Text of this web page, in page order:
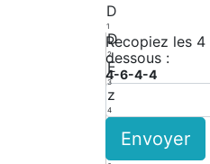
D
1
D
2
E
3
z
4
F
Recopiez les
dessous :
4-6-4-4
Envoyer